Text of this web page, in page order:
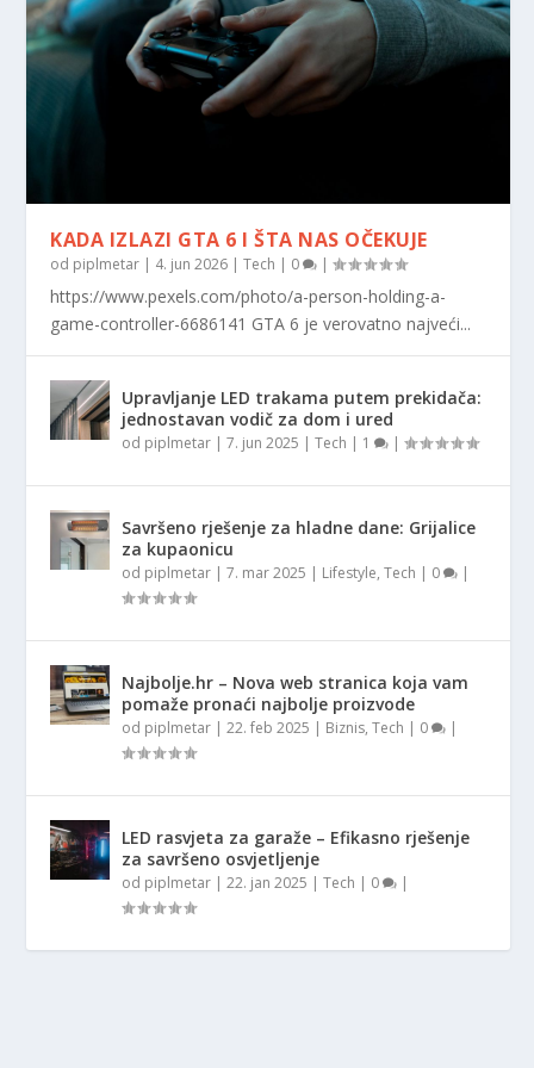
KADA IZLAZI GTA 6 I ŠTA NAS OČEKUJE
od piplmetar | 4. jun 2026 |Tech | 0 |
https://www.pexels.com/photo/a-person-holding-a-
game-controller-6686141 GTA 6 je verovatno najveći...
Upravljanje LED trakama putem prekidača:
jednostavan vodič za dom i ured
od piplmetar |7. jun 2025 |Tech | 1 |
Savršeno rješenje za hladne dane: Grijalice
za kupaonicu
od piplmetar |7. mar 2025 | Lifestyle,Tech | 0 |
Najbolje.hr – Nova web stranica koja vam
pomaže pronaći najbolje proizvode
od piplmetar |22. feb 2025 | Biznis,Tech | 0 |
LED rasvjeta za garaže – Efikasno rješenje
za savršeno osvjetljenje
od piplmetar |22. jan 2025 |Tech | 0 |